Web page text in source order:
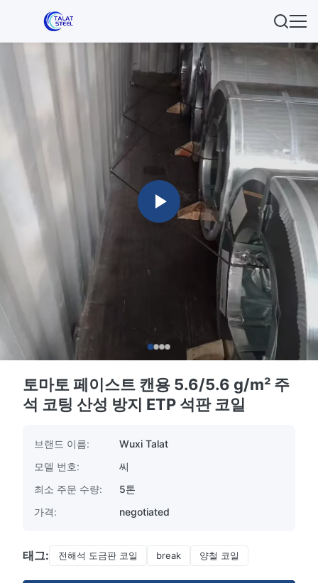
토마토 페이스트 캔용 5.6/5.6 g/m² 주
석 코팅 산성 방지 ETP 석판 코일
브랜드 이름:
Wuxi Talat
모델 번호:
씨
최소 주문 수량:
5톤
가격:
negotiated
태그: 전해석 도금판 코일 break 양철 코일